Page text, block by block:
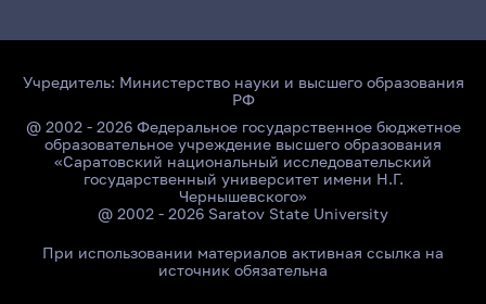
Учредитель: Министерство науки и высшего образования
РФ
@ 2002 - 2026 Федеральное государственное бюджетное
образовательное учреждение высшего образования
«Саратовский национальный исследовательский
государственный университет имени Н.Г.
Чернышевского»
@ 2002 - 2026 Saratov State University
При использовании материалов активная ссылка на
источник обязательна